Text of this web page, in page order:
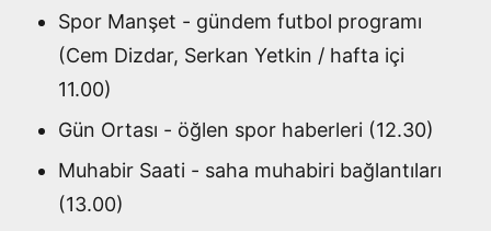
Spor Manşet - gündem futbol programı
(Cem Dizdar, Serkan Yetkin / hafta içi
11.00)
Gün Ortası - öğlen spor haberleri (12.30)
Muhabir Saati - saha muhabiri bağlantıları
(13.00)